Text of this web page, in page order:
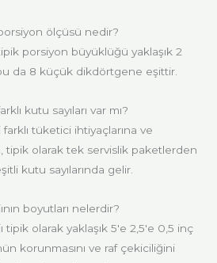
ölçüsü nedir?
porsiyon büyüklüğü yaklaşık 2
da 8 küçük dikdörtgene eşittir.
kutu sayıları var mı?
tüketici ihtiyaçlarına ve
olarak tek servislik paketlerden
kutu sayılarında gelir.
boyutları nelerdir?
tipik olarak yaklaşık 5'e 2,5'e 0,5 inç
korunmasını ve raf çekiciliğini